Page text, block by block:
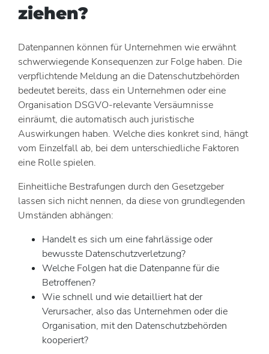
ziehen?
Datenpannen können für Unternehmen wie erwähnt
schwerwiegende Konsequenzen zur Folge haben. Die
verpflichtende Meldung an die Datenschutzbehörden
bedeutet bereits, dass ein Unternehmen oder eine
Organisation DSGVO-relevante Versäumnisse
einräumt, die automatisch auch juristische
Auswirkungen haben. Welche dies konkret sind, hängt
vom Einzelfall ab, bei dem unterschiedliche Faktoren
eine Rolle spielen.
Einheitliche Bestrafungen durch den Gesetzgeber
lassen sich nicht nennen, da diese von grundlegenden
Umständen abhängen:
Handelt es sich um eine fahrlässige oder
bewusste Datenschutzverletzung?
Welche Folgen hat die Datenpanne für die
Betroffenen?
Wie schnell und wie detailliert hat der
Verursacher, also das Unternehmen oder die
Organisation, mit den Datenschutzbehörden
kooperiert?